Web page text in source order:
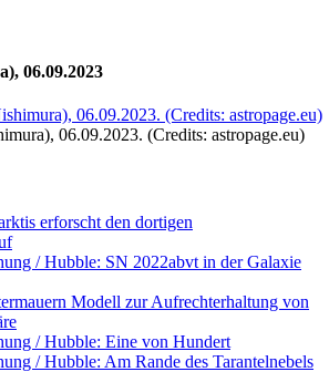
06.09.2023
06.09.2023. (Credits: astropage.eu)
erforscht den dortigen
/ Hubble: SN 2022abvt in der Galaxie
Modell zur Aufrechterhaltung von
/ Hubble: Eine von Hundert
/ Hubble: Am Rande des Tarantelnebels